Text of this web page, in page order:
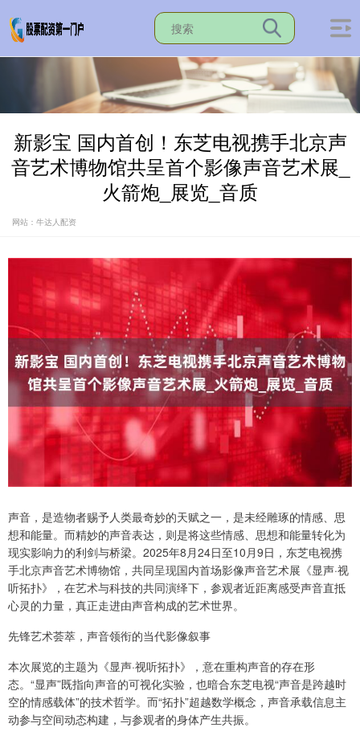
新影宝 国内首创！东芝电视携手北京声
音艺术博物馆共呈首个影像声音艺术展_
火箭炮_展览_音质
网站：牛达人配资
声音，是造物者赐予人类最奇妙的天赋之一，是未经雕琢的情感、思
想和能量。而精妙的声音表达，则是将这些情感、思想和能量转化为
现实影响力的利剑与桥梁。2025年8月24日至10月9日，东芝电视携
手北京声音艺术博物馆，共同呈现国内首场影像声音艺术展《显声·视
听拓扑》，在艺术与科技的共同演绎下，参观者近距离感受声音直抵
心灵的力量，真正走进由声音构成的艺术世界。
先锋艺术荟萃，声音领衔的当代影像叙事
本次展览的主题为《显声·视听拓扑》，意在重构声音的存在形
态。“显声”既指向声音的可视化实验，也暗合东芝电视“声音是跨越时
空的情感载体”的技术哲学。而“拓扑”超越数学概念，声音承载信息主
动参与空间动态构建，与参观者的身体产生共振。